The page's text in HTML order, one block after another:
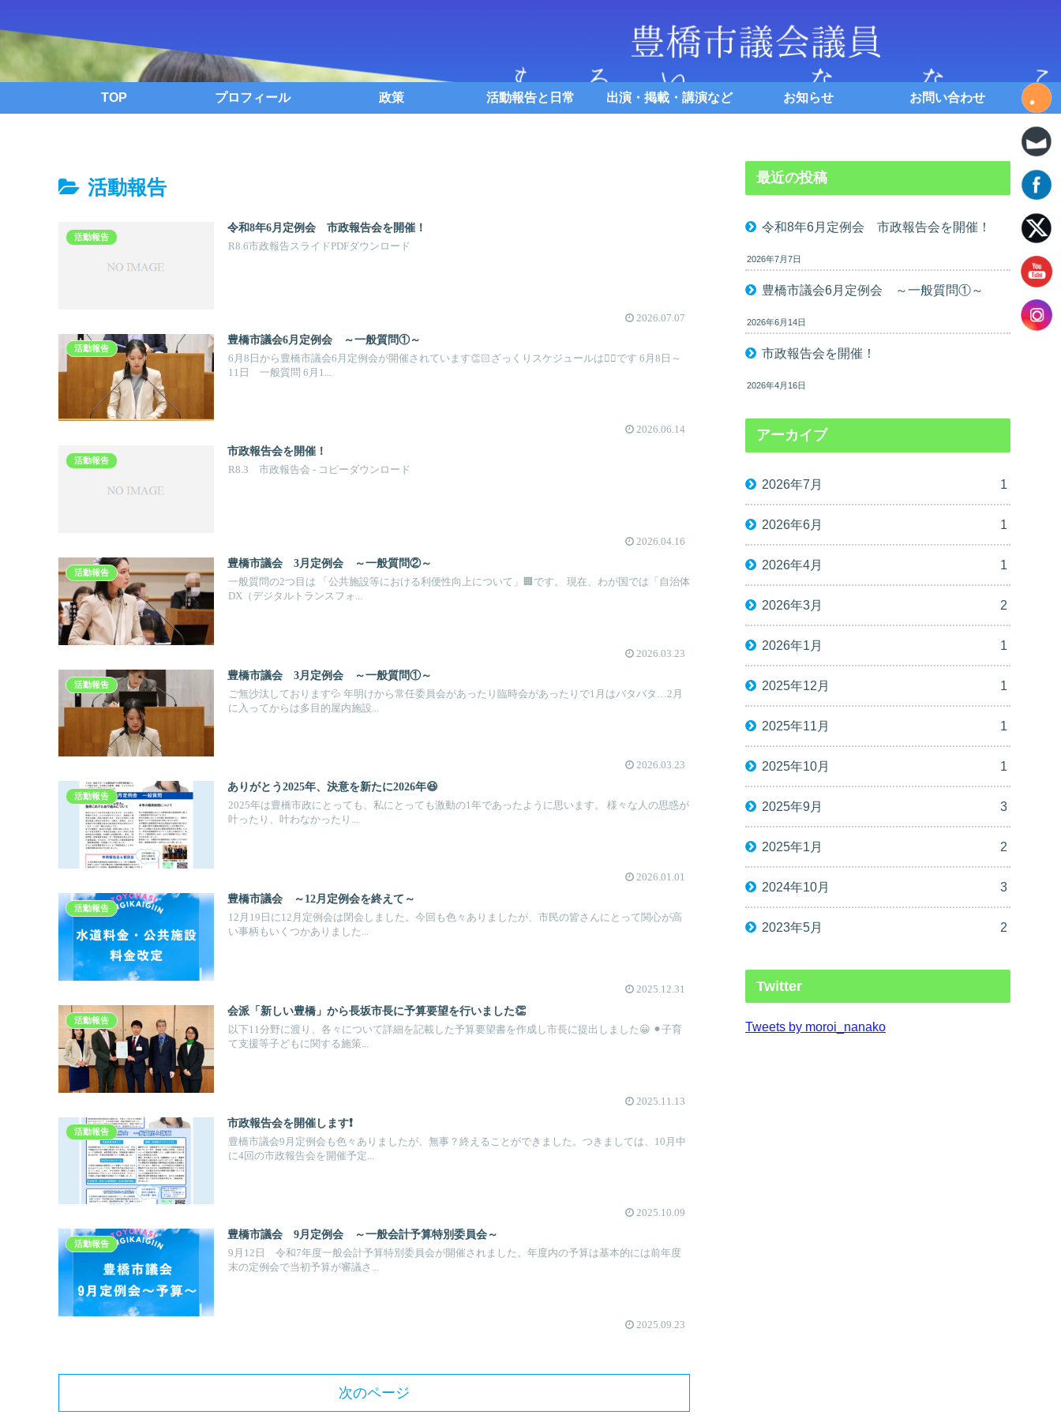
TOP プロフィール 政策 活動報告と日常 出演・掲載・講演など お知らせ お問い合わせ
活動報告
活動報告
令和8年6月定例会 市政報告会を開催！
R8.6市政報告スライドPDFダウンロード
2026.07.07
活動報告
豊橋市議会6月定例会 ～一般質問①～
6月8日から豊橋市議会6月定例会が開催されています👏🏻ざっくりスケジュールは👇🏻です 6月8日～
11日 一般質問 6月1...
2026.06.14
活動報告
市政報告会を開催！
R8.3 市政報告会 - コピーダウンロード
2026.04.16
活動報告
豊橋市議会 3月定例会 ～一般質問②～
一般質問の2つ目は 「公共施設等における利便性向上について」🏢です。 現在、わが国では「自治体
DX（デジタルトランスフォ...
2026.03.23
活動報告
豊橋市議会 3月定例会 ～一般質問①～
ご無沙汰しております💦 年明けから常任委員会があったり臨時会があったりで1月はバタバタ…2月
に入ってからは多目的屋内施設...
2026.03.23
活動報告
ありがとう2025年、決意を新たに2026年😆
2025年は豊橋市政にとっても、私にとっても激動の1年であったように思います。 様々な人の思惑が
叶ったり、叶わなかったり...
2026.01.01
活動報告
豊橋市議会 ～12月定例会を終えて～
12月19日に12月定例会は閉会しました。今回も色々ありましたが、市民の皆さんにとって関心が高
い事柄もいくつかありました...
2025.12.31
活動報告
会派「新しい豊橋」から長坂市長に予算要望を行いました👏
以下11分野に渡り、各々について詳細を記載した予算要望書を作成し市長に提出しました😀 ⚫︎子育
て支援等子どもに関する施策...
2025.11.13
活動報告
市政報告会を開催します❗
豊橋市議会9月定例会も色々ありましたが、無事？終えることができました。つきましては、10月中
に4回の市政報告会を開催予定...
2025.10.09
活動報告
豊橋市議会 9月定例会 ～一般会計予算特別委員会～
9月12日 令和7年度一般会計予算特別委員会が開催されました。年度内の予算は基本的には前年度
末の定例会で当初予算が審議さ...
2025.09.23
次のページ
最近の投稿
令和8年6月定例会 市政報告会を開催！
2026年7月7日
豊橋市議会6月定例会 ～一般質問①～
2026年6月14日
市政報告会を開催！
2026年4月16日
アーカイブ
2026年7月 1
2026年6月 1
2026年4月 1
2026年3月 2
2026年1月 1
2025年12月 1
2025年11月 1
2025年10月 1
2025年9月 3
2025年1月 2
2024年10月 3
2023年5月 2
Twitter
Tweets by moroi_nanako